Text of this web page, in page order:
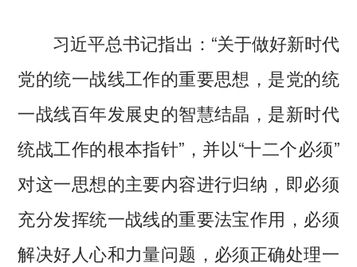
习近平总书记指出：“关于做好新时代
党的统一战线工作的重要思想，是党的统
一战线百年发展史的智慧结晶，是新时代
统战工作的根本指针”，并以“十二个必须”
对这一思想的主要内容进行归纳，即必须
充分发挥统一战线的重要法宝作用，必须
解决好人心和力量问题，必须正确处理一